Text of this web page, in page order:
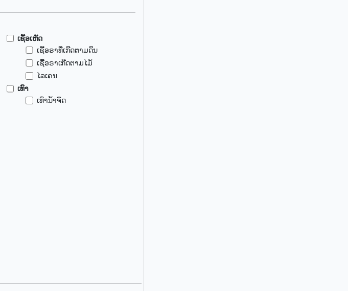
ເຊື້ອເຫັດ
ເຊື້ອຣາທີ່ເກີດຕາມດິນ
ເຊື້ອຣາເກີດຕາມໄມ້
ໄລເຄນ
ເທົາ
ເທົານ້ຳຈືດ